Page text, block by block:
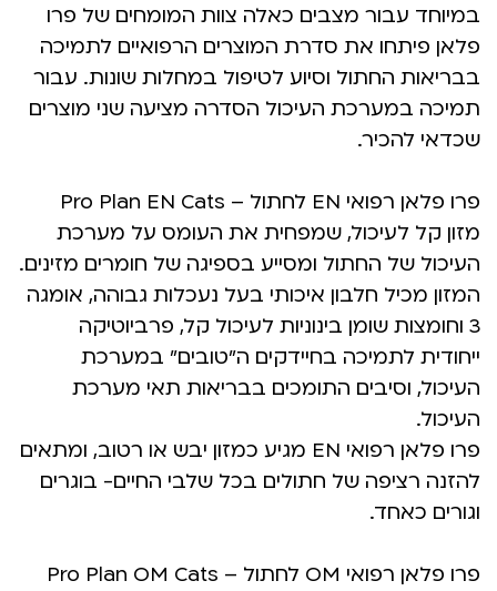
במיוחד עבור מצבים כאלה צוות המומחים של פרו
פלאן פיתחו את סדרת המוצרים הרפואיים לתמיכה
בבריאות החתול וסיוע לטיפול במחלות שונות. עבור
תמיכה במערכת העיכול הסדרה מציעה שני מוצרים
שכדאי להכיר.
פרו פלאן רפואי EN לחתול – Pro Plan EN Cats
מזון קל לעיכול, שמפחית את העומס על מערכת
העיכול של החתול ומסייע בספיגה של חומרים מזינים.
המזון מכיל חלבון איכותי בעל נעכלות גבוהה, אומגה
3 וחומצות שומן בינוניות לעיכול קל, פרביוטיקה
ייחודית לתמיכה בחיידקים ה”טובים” במערכת
העיכול, וסיבים התומכים בבריאות תאי מערכת
העיכול.
פרו פלאן רפואי EN מגיע כמזון יבש או רטוב, ומתאים
להזנה רציפה של חתולים בכל שלבי החיים- בוגרים
וגורים כאחד.
פרו פלאן רפואי OM לחתול – Pro Plan OM Cats